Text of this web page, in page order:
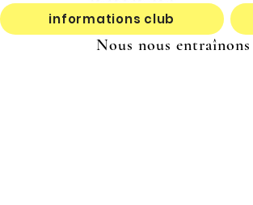
informations club
Nous nous